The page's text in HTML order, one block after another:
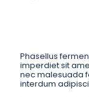
Phasellus
imperdiet sit
nec malesuada
interdum